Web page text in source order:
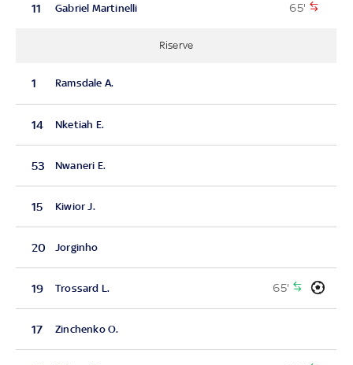
11 Gabriel Martinelli 65'
Riserve
1 Ramsdale A.
14 Nketiah E.
53 Nwaneri E.
15 Kiwior J.
20 Jorginho
19 Trossard L. 65'
17 Zinchenko O.